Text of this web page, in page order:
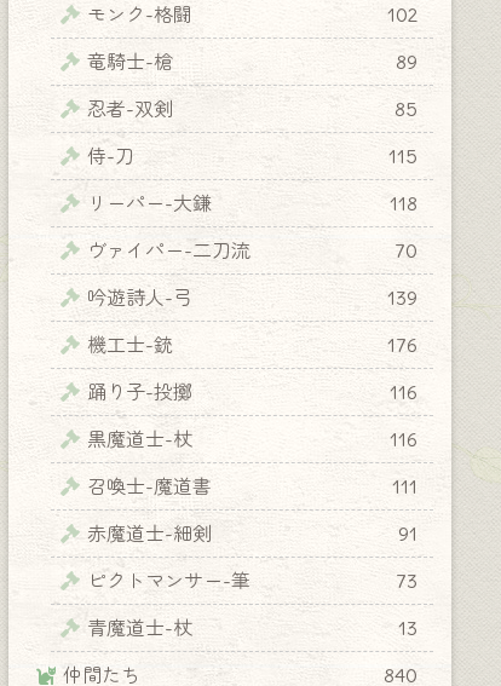
モンク-格闘
102
竜騎士-槍
89
忍者-双剣
85
侍-刀
115
リーパー-大鎌
118
ヴァイパー-二刀流
70
吟遊詩人-弓
139
機工士-銃
176
踊り子-投擲
116
黒魔道士-杖
116
召喚士-魔道書
111
赤魔道士-細剣
91
ピクトマンサー-筆
73
青魔道士-杖
13
仲間たち
840